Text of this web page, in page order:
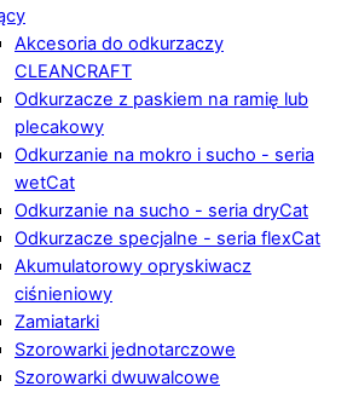
Akcesoria do odkurzaczy
CLEANCRAFT
Odkurzacze z paskiem na ramię lub
plecakowy
Odkurzanie na mokro i sucho - seria
wetCat
Odkurzanie na sucho - seria dryCat
Odkurzacze specjalne - seria flexCat
Akumulatorowy opryskiwacz
ciśnieniowy
Zamiatarki
Szorowarki jednotarczowe
Szorowarki dwuwalcowe